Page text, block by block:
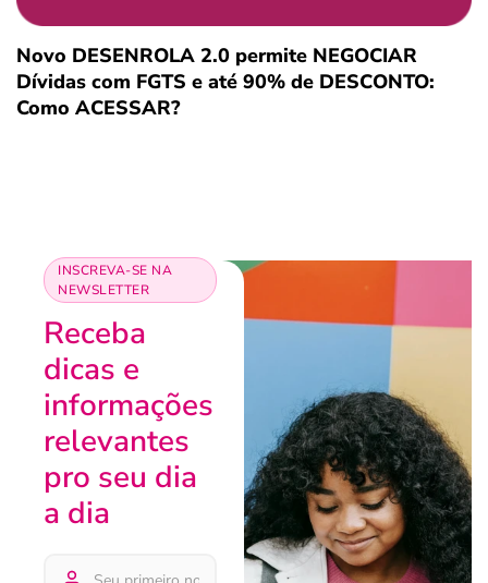
Novo DESENROLA 2.0 permite NEGOCIAR
Dívidas com FGTS e até 90% de DESCONTO:
Como ACESSAR?
INSCREVA-SE NA
NEWSLETTER
Receba
dicas e
informações
relevantes
pro seu dia
a dia